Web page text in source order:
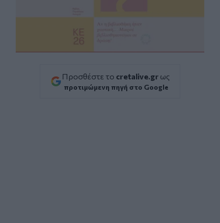
Προσθέστε το cretalive.gr ως
προτιμώμενη πηγή στο Google